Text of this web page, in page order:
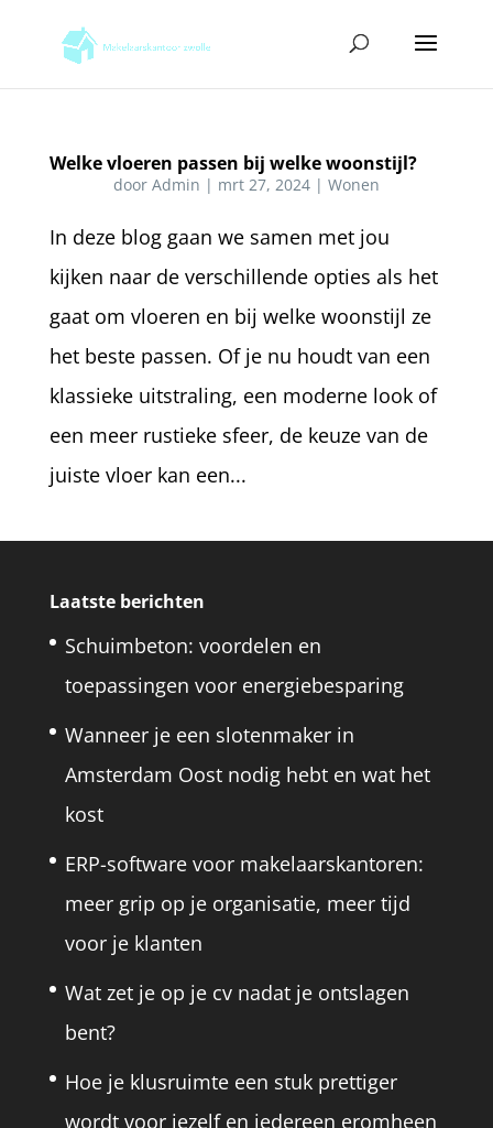
Welke vloeren passen bij welke woonstijl?
door Admin | mrt 27, 2024| Wonen
In deze blog gaan we samen met jou
kijken naar de verschillende opties als het
gaat om vloeren en bij welke woonstijl ze
het beste passen. Of je nu houdt van een
klassieke uitstraling, een moderne look of
een meer rustieke sfeer, de keuze van de
juiste vloer kan een...
Laatste berichten
Schuimbeton: voordelen en
toepassingen voor energiebesparing
Wanneer je een slotenmaker in
Amsterdam Oost nodig hebt en wat het
kost
ERP-software voor makelaarskantoren:
meer grip op je organisatie, meer tijd
voor je klanten
Wat zet je op je cv nadat je ontslagen
bent?
Hoe je klusruimte een stuk prettiger
wordt voor jezelf en iedereen eromheen